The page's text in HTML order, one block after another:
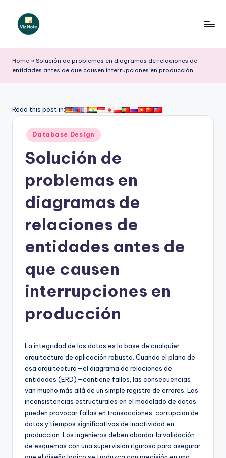
Saltar
iz
N
t
ni
si
&
S
o
Home » Solución de problemas en diagramas de relaciones de
entidades antes de que causen interrupciones en producción
Read this post in:
Publicado
en
Database Design
Solución de
problemas en
diagramas de
relaciones de
entidades antes de
que causen
interrupciones en
producción
La integridad de los datos es la base de cualquier
arquitectura de aplicación robusta. Cuando el plano de
esa arquitectura—el diagrama de relaciones de
entidades (ERD)—contiene fallos, las consecuencias
van mucho más allá de un simple registro de errores. Las
inconsistencias estructurales en el modelado de datos
pueden provocar fallas en transacciones, corrupción de
datos y tiempos significativos de inactividad en
producción. Los ingenieros deben abordar la validación
de esquemas con una supervisión rigurosa para asegurar